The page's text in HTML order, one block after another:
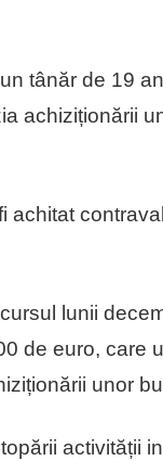
tânăr de 19
achiziționării
achitat
lunii
de euro, care
unor
activității